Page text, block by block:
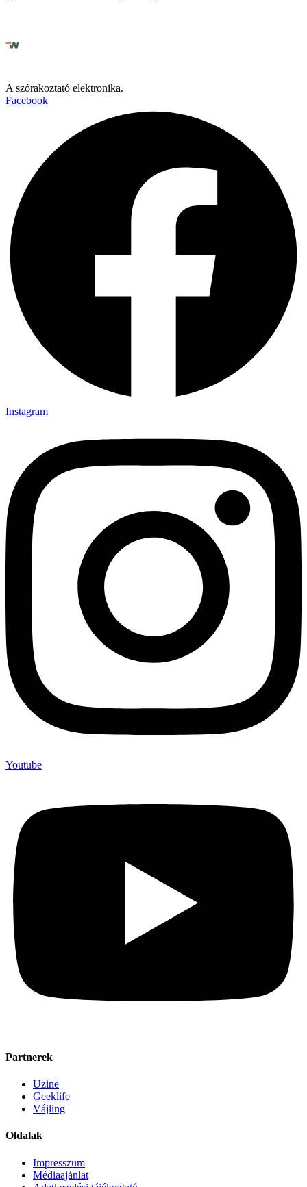
A szórakoztató elektronika.
Facebook
Instagram
Youtube
Partnerek
Uzine
Geeklife
Vájling
Oldalak
Impresszum
Médiaajánlat